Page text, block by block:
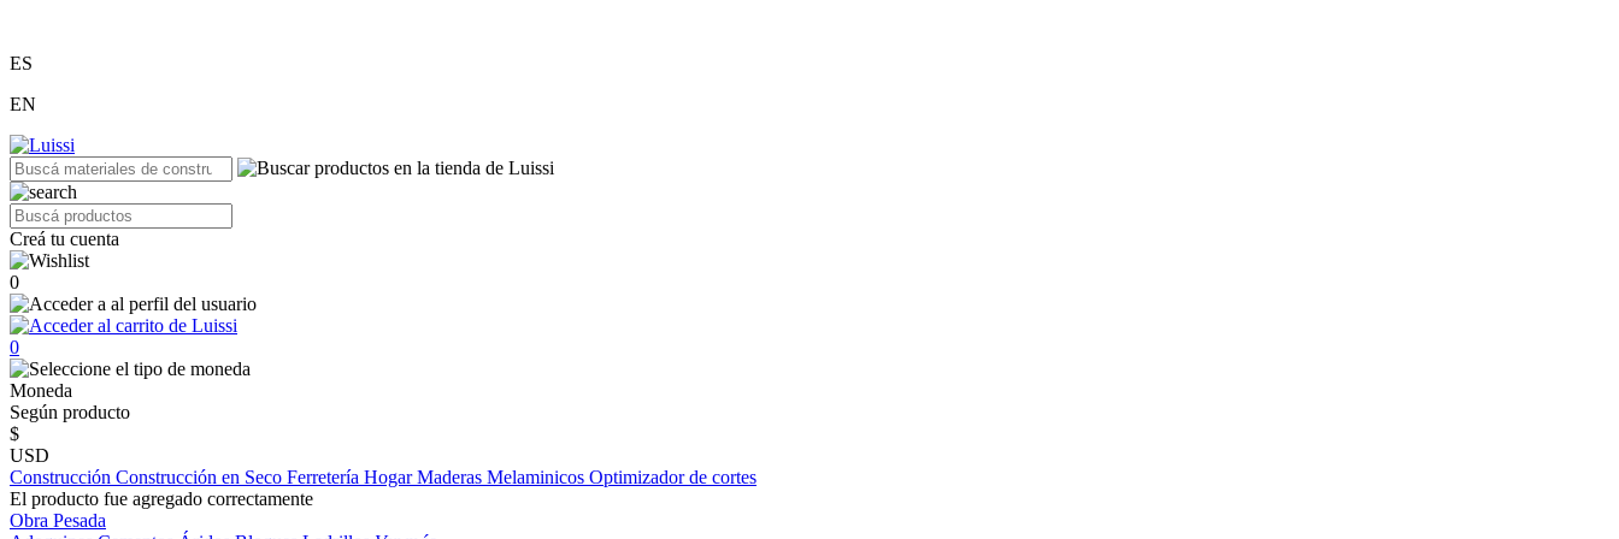
ES
EN
Creá tu cuenta
0
0
Moneda
Según producto
$
USD
Construcción Construcción en Seco Ferretería HogarMaderas Melaminicos Optimizador de cortes
El producto fue agregado correctamente
Obra Pesada